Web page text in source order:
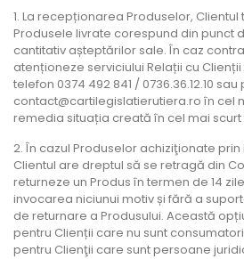
1. La recepționarea Produselor,
Produsele livrate corespund din punct
cantitativ așteptărilor sale. În caz
atenționeze serviciului Relații cu
telefon 0374 492 841 / 0736.36.12.10
contact@cartilegislatierutiera.ro în cel
remedia situația creată în cel mai scurt
2. În cazul Produselor achiziţionate
Clientul are dreptul să se retragă din
returneze un Produs în termen de 14
invocarea niciunui motiv și fără a
de returnare a Produsului. Această
pentru Clienții care nu sunt
pentru Clienţii care sunt persoane